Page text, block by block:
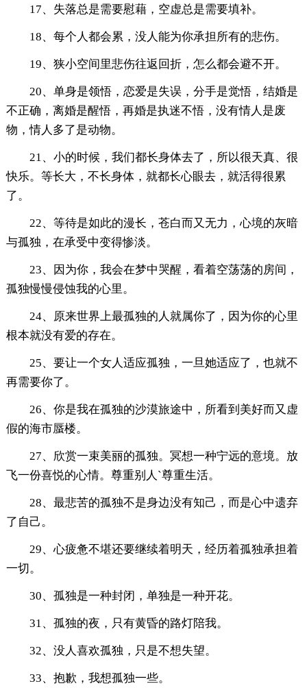
17、失落总是需要慰藉，空虚总是需要填补。
18、每个人都会累，没人能为你承担所有的悲伤。
19、狭小空间里悲伤往返回折，怎么都会避不开。
20、单身是领悟，恋爱是失误，分手是觉悟，结婚是
不正确，离婚是醒悟，再婚是执迷不悟，没有情人是废
物，情人多了是动物。
21、小的时候，我们都长身体去了，所以很天真、很
快乐。等长大，不长身体，就都长心眼去，就活得很累
了。
22、等待是如此的漫长，苍白而又无力，心境的灰暗
与孤独，在承受中变得惨淡。
23、因为你，我会在梦中哭醒，看着空荡荡的房间，
孤独慢慢侵蚀我的心里。
24、原来世界上最孤独的人就属你了，因为你的心里
根本就没有爱的存在。
25、要让一个女人适应孤独，一旦她适应了，也就不
再需要你了。
26、你是我在孤独的沙漠旅途中，所看到美好而又虚
假的海市蜃楼。
27、欣赏一束美丽的孤独。冥想一种宁远的意境。放
飞一份喜悦的心情。尊重别人`尊重生活。
28、最悲苦的孤独不是身边没有知己，而是心中遗弃
了自己。
29、心疲惫不堪还要继续着明天，经历着孤独承担着
一切。
30、孤独是一种封闭，单独是一种开花。
31、孤独的夜，只有黄昏的路灯陪我。
32、没人喜欢孤独，只是不想失望。
33、抱歉，我想孤独一些。